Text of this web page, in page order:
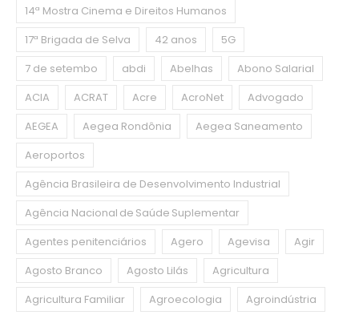
14ª Mostra Cinema e Direitos Humanos
17ª Brigada de Selva
42 anos
5G
7 de setembo
abdi Abelhas
Abono Salarial
ACIA
ACRAT Acre AcroNet
Advogado
AEGEA
Aegea Rondônia
Aegea Saneamento
Aeroportos
Agência Brasileira de Desenvolvimento Industrial
Agência Nacional de Saúde Suplementar
Agentes penitenciários
Agero Agevisa
Agir
Agosto Branco
Agosto Lilás
Agricultura
Agricultura Familiar
Agroecologia
Agroindústria